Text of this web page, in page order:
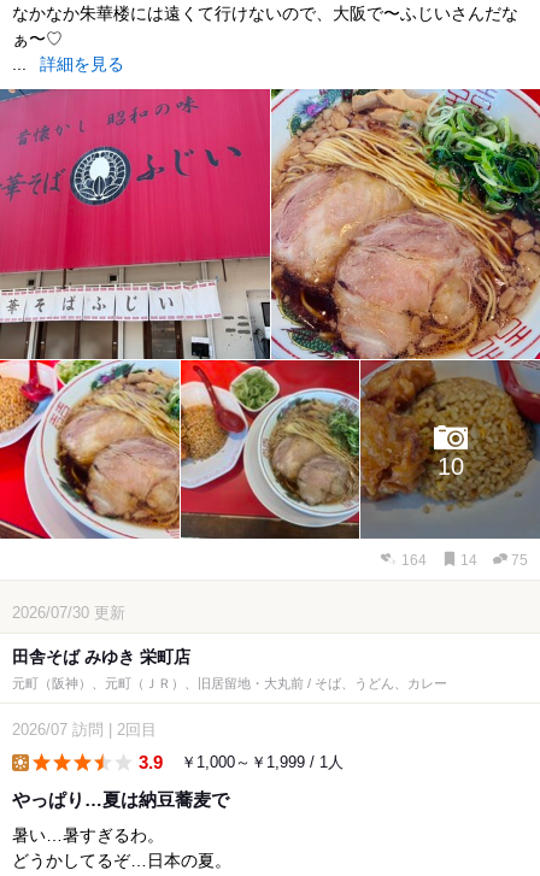
なかなか朱華楼には遠くて行けないので、大阪で〜ふじいさんだな
ぁ〜♡
...
詳細を見る
10
164 14 75
2026/07/30 更新
田舎そば みゆき 栄町店
元町（阪神）、元町（ＪＲ）、旧居留地・大丸前 / そば、うどん、カレー
2026/07 訪問 2回目
3.9 ￥1,000～￥1,999 / 1人
やっぱり…夏は納豆蕎麦で
暑い…暑すぎるわ。
どうかしてるぞ…日本の夏。